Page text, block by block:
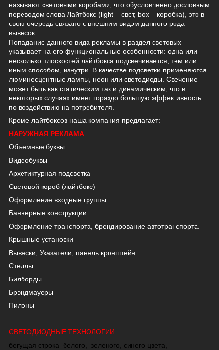
называют световыми коробами, что обусловленно дословным
переводом слова Лайтбокс (light – свет, box – коробка), это в
свою очередь связано с внешним видом данного рода
вывесок.
Попадание данного вида рекламы в раздел световых
указывает на его функциональные особенности: одна или
несколько плоскостей лайтбокса подсвечивается, тем или
иным способом, изнутри. В качестве подсветки применяются
люминесцентные лампы, неон или светодиоды. Свечение
может быть как статическим так и динамическим, что в
некоторых случаях имеет гораздо большую эффективность
по воздействию на потребителя.
Кроме лайтбоксов наша компания предлагает:
НАРУЖНАЯ РЕКЛАМА
Объемные буквы
Видеобуквы
Архетиктурная подсветка
Световой короб (лайтбокс)
Оформление входные группы
Баннерные конструкции
Оформление транспорта, брендирование автотранспорта.
Крышные установки
Вывески, Указатели, панель кронштейн
Стеллы
Билборды
Брэндмауеры
Пилоны
СВЕТОДИОДНЫЕ ТЕХНОЛОГИИ
бегущая строка
белого зеленого синего цвета